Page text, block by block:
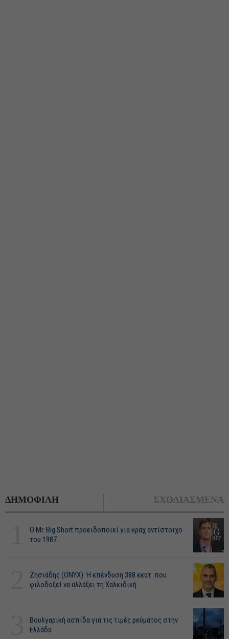
ΔΗΜΟΦΙΛΗ ΣΧΟΛΙΑΣΜΕΝΑ
O Mr. Big Short προειδοποιεί για κραχ αντίστοιχο
του 1987
Ζησιάδης (ONYX): Η επένδυση 388 εκατ. που
φιλοδοξεί να αλλάξει τη Χαλκιδική
Βουλγαρική ασπίδα για τις τιμές ρεύματος στην
Ελλάδα